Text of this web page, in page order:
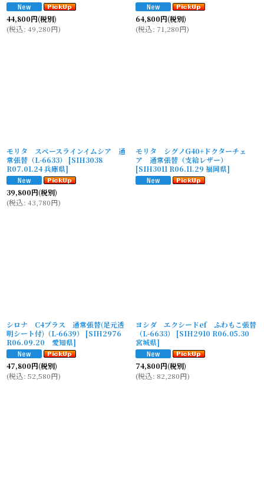
44,800円(税別)
(税込: 49,280円)
64,800円(税別)
(税込: 71,280円)
モリタ スペースラインイムシア 通
常張替（L-6633）
[SIH3038
R07.01.24 兵庫県]
39,800円(税別)
(税込: 43,780円)
モリタ シグノG40+ドクターチェ
ア 通常張替（支給レザー）
[SIH3011 R06.11.29 福岡県]
シロナ C4プラス 通常張替(足元透
明シート付)（L-6639）
[SIH2976
R06.09.20 愛知県]
47,800円(税別)
(税込: 52,580円)
ヨシダ エクシードef ふわもこ張替
（L-6633）
[SIH2910 R06.05.30
宮城県]
74,800円(税別)
(税込: 82,280円)